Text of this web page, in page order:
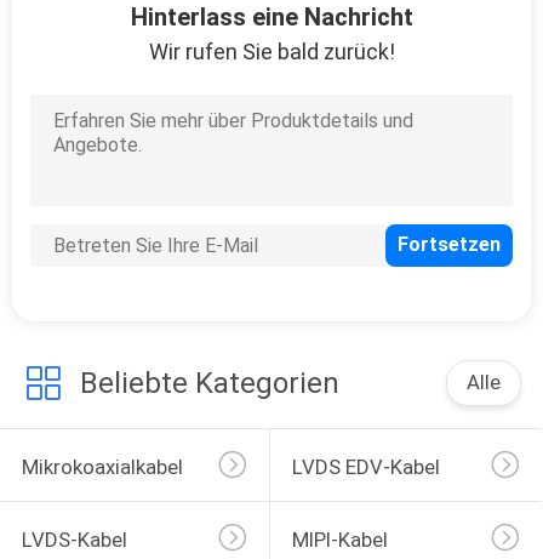
ANGEBOT
SITEMAP
Hinterlass eine Nachricht
Wir rufen Sie bald zurück!
Beliebte Kategorien Alle
Mikrokoaxialkabel LVDS EDV-Kabel
LVDS-Kabel MIPI-Kabel